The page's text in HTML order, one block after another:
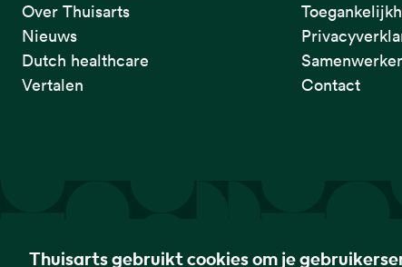
Thuisarts gebruikt cookies om je
Over Thuisarts
Nieuws
Dutch healthcare
Vertalen
Contact